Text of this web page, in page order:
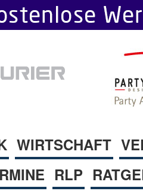
WIRTSCHAFT
RLP